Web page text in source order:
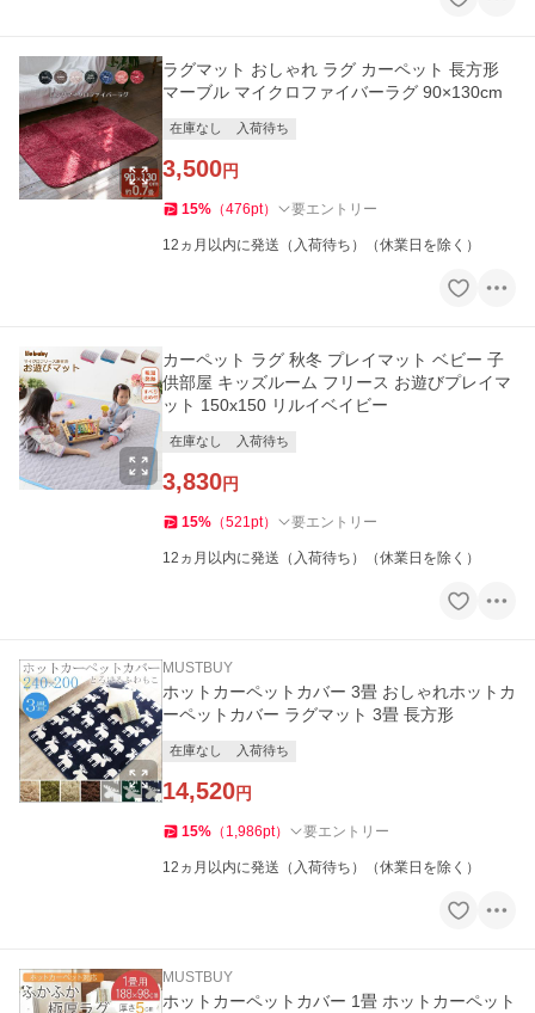
ラグマット おしゃれ ラグ カーペット 長方形
マーブル マイクロファイバーラグ 90×130cm
在庫なし 入荷待ち
3,500円
15% （476pt） 要エントリー
12ヵ月以内に発送（入荷待ち）（休業日を除く）
カーペット ラグ 秋冬 プレイマット ベビー 子
供部屋 キッズルーム フリース お遊びプレイマ
ット 150x150 リルイベイビー
在庫なし 入荷待ち
3,830円
15% （521pt） 要エントリー
12ヵ月以内に発送（入荷待ち）（休業日を除く）
MUSTBUY
ホットカーペットカバー 3畳 おしゃれホットカ
ーペットカバー ラグマット 3畳 長方形
在庫なし 入荷待ち
14,520円
15% （ 1,986pt） 要エントリー
12ヵ月以内に発送（入荷待ち）（休業日を除く）
MUSTBUY
ホットカーペットカバー 1畳 ホットカーペット